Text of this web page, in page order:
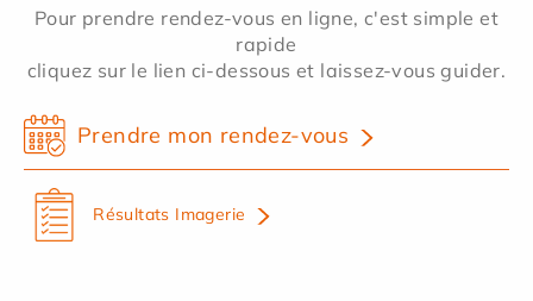
Pour prendre rendez-vous en ligne, c'est simple et
rapide
cliquez sur le lien ci-dessous et laissez-vous guider.
Prendre mon rendez-vous
Résultats Imagerie